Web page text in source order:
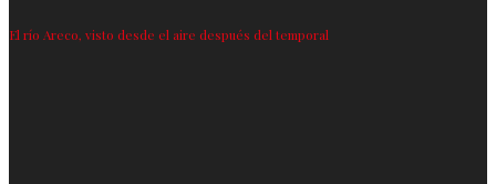
El río Areco, visto desde el aire después del temporal